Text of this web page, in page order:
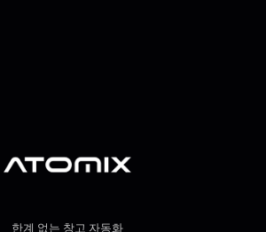
한계 없는 창고 자동화